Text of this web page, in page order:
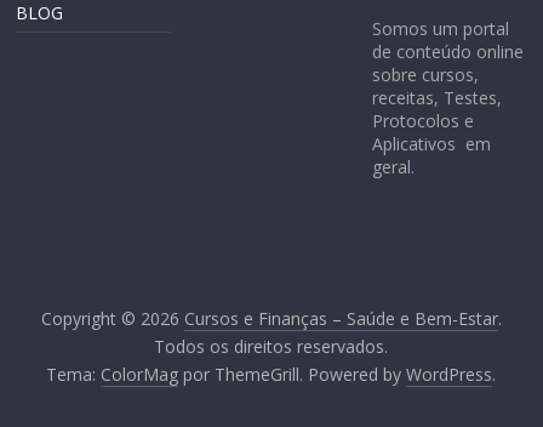
BLOG
Somos um portal
de conteúdo online
sobre cursos,
receitas, Testes,
Protocolos e
Aplicativos em
geral.
Copyright © 2026 Cursos e Finanças – Saúde e Bem-Estar.
Todos os direitos reservados.
Tema: ColorMag por ThemeGrill. Powered byWordPress.